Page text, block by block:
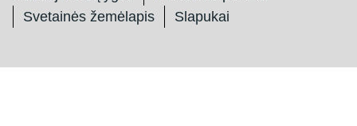
Svetainės žemėlapis
Slapukai